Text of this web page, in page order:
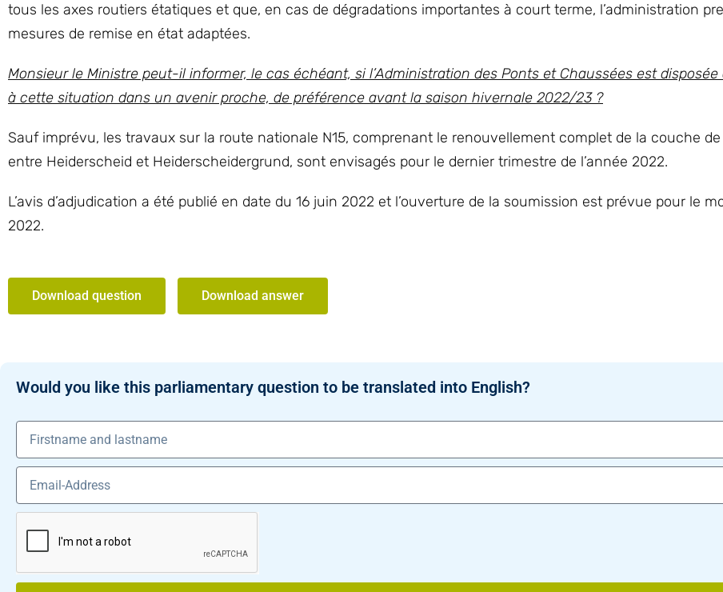
tous les axes routiers étatiques et que, en cas de dégradations importantes à court terme, l’administration
mesures de remise en état adaptées.
Monsieur le Ministre peut-il informer, le cas échéant, si l’Administration des Ponts et Chaussées est disposée
à cette situation dans un avenir proche, de préférence avant la saison hivernale 2022/23 ?
Sauf imprévu, les travaux sur la route nationale N15, comprenant le renouvellement complet de la couche
entre Heiderscheid et Heiderscheidergrund, sont envisagés pour le dernier trimestre de l’année 2022.
L’avis d’adjudication a été publié en date du 16 juin 2022 et l’ouverture de la soumission est prévue pour le
2022.
Download question Download answer
Would you like this parliamentary question to be translated into English?